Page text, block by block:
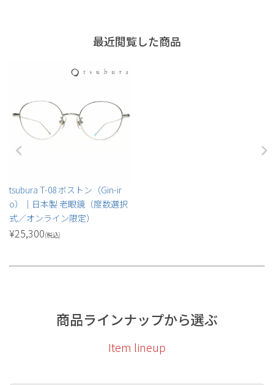
最近閲覧した商品
tsubura T-08 ボストン（Gin-ir
o）｜日本製 老眼鏡（度数選択
式／オンライン限定）
¥25,300(税込)
商品ラインナップから選ぶ
Item lineup